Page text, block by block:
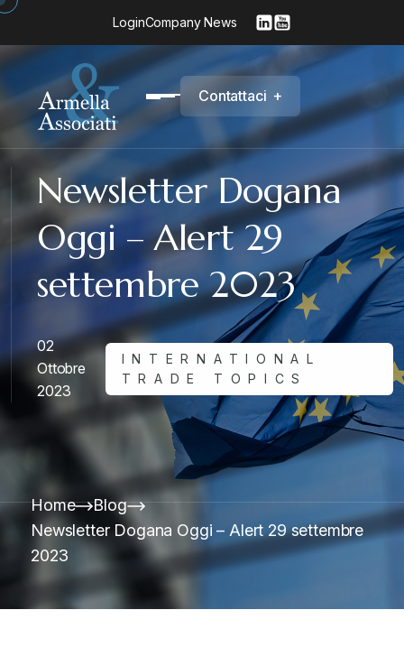
LoginCompany News
Contattaci +
Newsletter Dogana
Oggi – Alert 29
settembre 2023
02
Ottobre
2023
INTERNATIONAL
TRADE TOPICS
Home
Blog
Newsletter Dogana Oggi – Alert 29 settembre
2023